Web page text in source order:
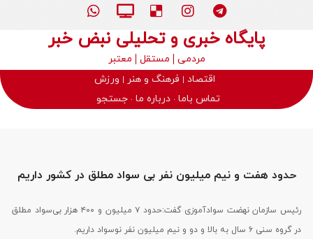
پایگاه خبری و تحلیلی نبض خبر
مردمی مستقل
معتبر
اقتصاد
فرهنگ و هنر
ورزش
تماس باما درباره ما جستجو
حدود هفت و نیم میلیون نفر بی سواد مطلق در کشور داریم
رئیس سازمان نهضت سوادآموزی گفت:حدود ۷ میلیون و ۴۰۰ هزار بی‌سواد مطلق
در گروه سنی ۶ سال به بالا و دو و نیم میلیون نفر نوسواد داریم.